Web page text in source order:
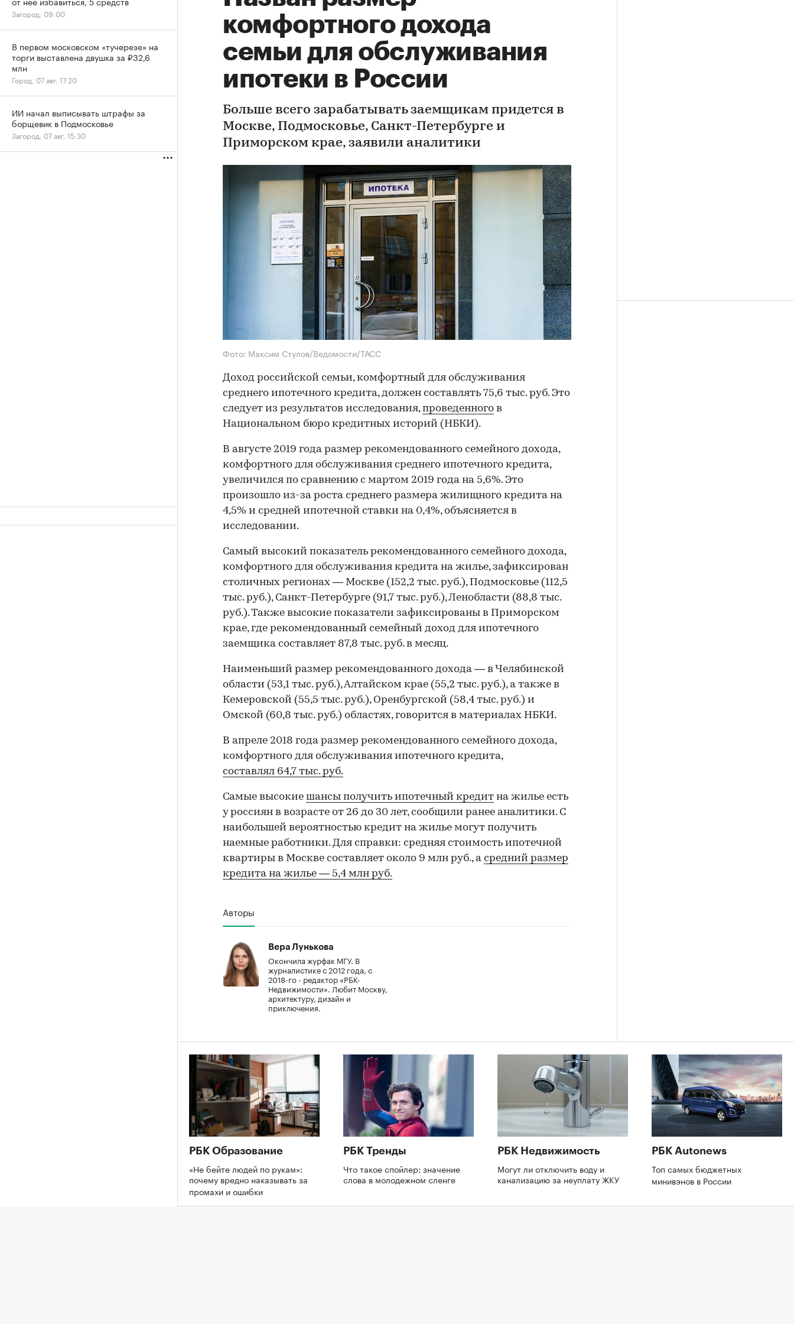
комфортного дохода
семьи для обслуживания
ипотеки в России
Больше всего зарабатывать заемщикам придется в
Москве, Подмосковье, Санкт-Петербурге и
Приморском крае, заявили аналитики
Фото: Максим Стулов/Ведомости/ТАСС
Доход российской семьи, комфортный для обслуживания
среднего ипотечного кредита, должен составлять 75,6 тыс. руб. Это
следует из результатов исследования,проведенного в
Национальном бюро кредитных историй (НБКИ).
В августе 2019 года размер рекомендованного семейного дохода,
комфортного для обслуживания среднего ипотечного кредита,
увеличился по сравнению с мартом 2019 года на 5,6%. Это
произошло из-за роста среднего размера жилищного кредита на
4,5% и средней ипотечной ставки на 0,4%, объясняется в
исследовании.
Самый высокий показатель рекомендованного семейного дохода,
комфортного для обслуживания кредита на жилье, зафиксирован
столичных регионах — Москве (152,2 тыс. руб.), Подмосковье (112,5
тыс. руб.), Санкт-Петербурге (91,7 тыс. руб.), Ленобласти (88,8 тыс.
руб.). Также высокие показатели зафиксированы в Приморском
крае, где рекомендованный семейный доход для ипотечного
заемщика составляет 87,8 тыс. руб. в месяц.
Наименьший размер рекомендованного дохода — в Челябинской
области (53,1 тыс. руб.), Алтайском крае (55,2 тыс. руб.), а также в
Кемеровской (55,5 тыс. руб.), Оренбургской (58,4 тыс. руб.) и
Омской (60,8 тыс. руб.) областях, говорится в материалах НБКИ.
В апреле 2018 года размер рекомендованного семейного дохода,
комфортного для обслуживания ипотечного кредита,
составлял 64,7 тыс. руб.
Самые высокие шансы получить ипотечный кредит на жилье есть
у россиян в возрасте от 26 до 30 лет, сообщили ранее аналитики. С
наибольшей вероятностью кредит на жилье могут получить
наемные работники. Для справки: средняя стоимость ипотечной
квартиры в Москве составляет около 9 млн руб., а средний размер
кредита на жилье — 5,4 млн руб.
Авторы
Вера Лунькова
Окончила журфак МГУ. В
журналистике с 2012 года, с
2018-го - редактор «РБК-
Недвижимости». Любит Москву,
архитектуру, дизайн и
приключения.
РБК Образование
«Не бейте людей по рукам»:
почему вредно наказывать за
промахи и ошибки
РБК Тренды
Что такое спойлер: значение
слова в молодежном сленге
РБК Недвижимость
Могут ли отключить воду и
канализацию за неуплату ЖКУ
РБК Autonews
Топ самых бюджетных
минивэнов в России
Загород, 09:00
В первом московском «тучерезе» на
торги выставлена двушка за ₽32,6
млн
Город, 07 авг, 17:20
ИИ начал выписывать штрафы за
борщевик в Подмосковье
Загород, 07 авг, 15:30